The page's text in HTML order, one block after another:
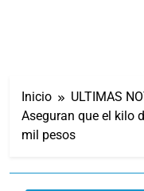
Inicio
ULTIMAS
Aseguran que el kilo
mil pesos